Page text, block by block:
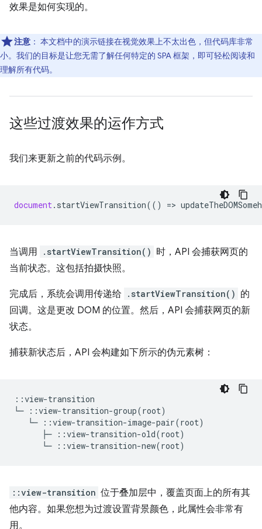
效果是如何实现的。
注意 ： 本文档中的演示链接在视觉效果上不太出色，但代码库非常
小。我们的目标是让您无需了解任何特定的 SPA 框架，即可轻松阅读和
理解所有代码。
这些过渡效果的运作方式
我们来更新之前的代码示例。
document . startViewTransition(() =>
当调用 .startViewTransition() 时，API 会捕获网页的
当前状态。这包括拍摄快照。
完成后，系统会调用传递给 .startViewTransition() 的
回调。这是更改 DOM 的位置。然后，API 会捕获网页的新
状态。
捕获新状态后，API 会构建如下所示的伪元素树：
::view-transition
::view-transition 位于叠加层中，覆盖页面上的所有其
他内容。如果您想为过渡设置背景颜色，此属性会非常有
用。